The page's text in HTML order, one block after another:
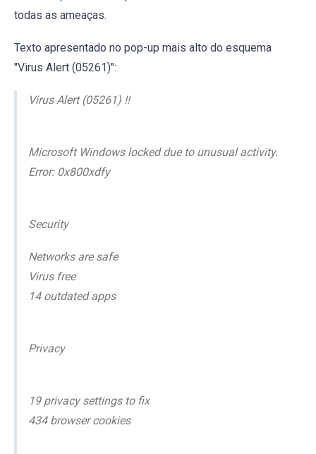
todas as ameaças.
Texto apresentado no pop-up mais alto do esquema
"Virus Alert (05261)":
Virus Alert (05261) !!
Microsoft Windows locked due to unusual activity.
Error: 0x800xdfy
Security
Networks are safe
Virus free
14 outdated apps
Privacy
19 privacy settings to fix
434 browser cookies